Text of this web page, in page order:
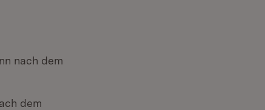
nach dem
dem